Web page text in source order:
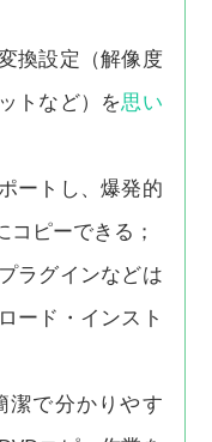
換設定（解像度
トなど）を思い
ートし、爆発的
コピーできる；
ラグインなどは
ード・インスト
潔で分かりやす